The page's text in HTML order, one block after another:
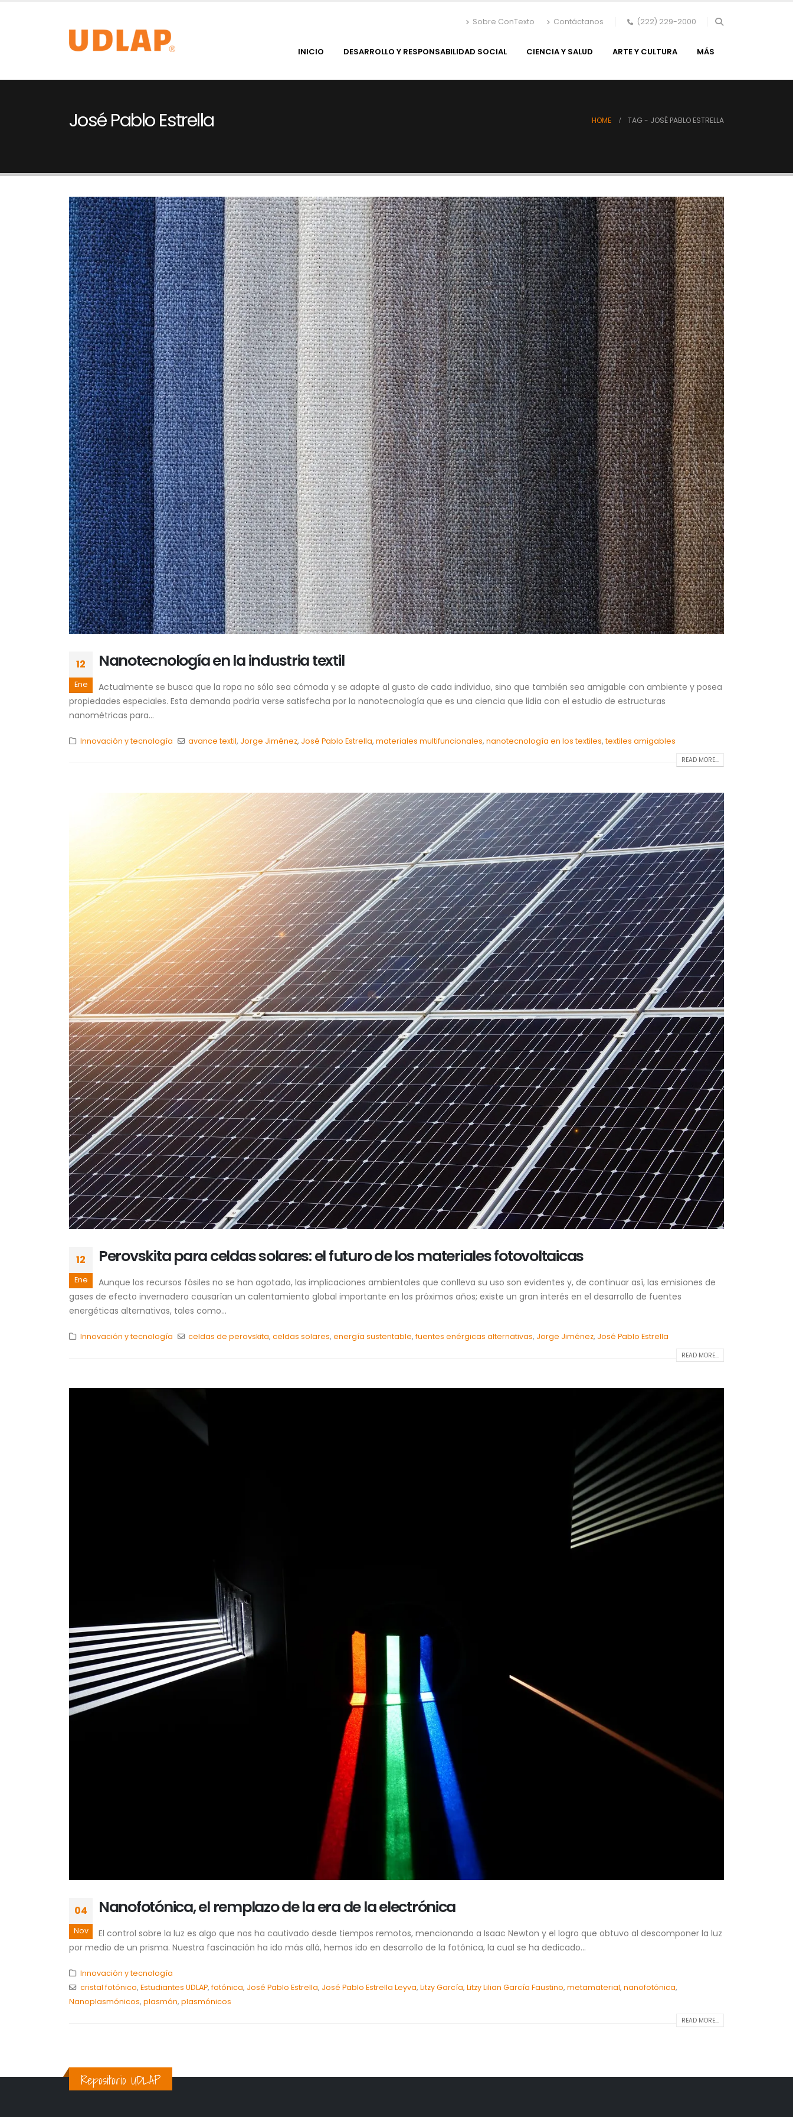
Sobre ConTexto Contáctanos (222) 229-2000
INICIO DESARROLLO Y RESPONSABILIDAD SOCIAL CIENCIA Y SALUD ARTE Y CULTURA MÁS
José Pablo Estrella HOME TAG - JOSÉ PABLO ESTRELLA
12
Ene
Nanotecnología en la industria textil
Actualmente se busca que la ropa no sólo sea cómoda y se adapte al gusto de cada individuo, sino que también sea amigable con ambiente y posea
propiedades especiales. Esta demanda podría verse satisfecha por la nanotecnología que es una ciencia que lidia con el estudio de estructuras
nanométricas para...
Innovación y tecnología avance textil, Jorge Jiménez, José Pablo Estrella,materiales multifuncionales,nanotecnología en los textiles,textiles amigables
READ MORE...
12
Ene
Perovskita para celdas solares: el futuro de los materiales fotovoltaicas
Aunque los recursos fósiles no se han agotado, las implicaciones ambientales que conlleva su uso son evidentes y, de continuar así, las emisiones de
gases de efecto invernadero causarían un calentamiento global importante en los próximos años; existe un gran interés en el desarrollo de fuentes
energéticas alternativas, tales como...
Innovación y tecnología celdas de perovskita,celdas solares,energía sustentable,fuentes enérgicas alternativas, Jorge Jiménez, José Pablo Estrella
READ MORE...
04
Nov
Nanofotónica, el remplazo de la era de la electrónica
El control sobre la luz es algo que nos ha cautivado desde tiempos remotos, mencionando a Isaac Newton y el logro que obtuvo al descomponer la luz
por medio de un prisma. Nuestra fascinación ha ido más allá, hemos ido en desarrollo de la fotónica, la cual se ha dedicado...
Innovación y tecnología
cristal fotónico, Estudiantes UDLAP, fotónica, José Pablo Estrella, José Pablo Estrella Leyva, Litzy García, Litzy Lilian García Faustino, metamaterial, nanofotónica,
Nanoplasmónicos, plasmón, plasmónicos
READ MORE...
Repositorio UDLAP